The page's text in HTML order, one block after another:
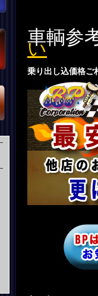
車輌
い
乗り出し込価格ご